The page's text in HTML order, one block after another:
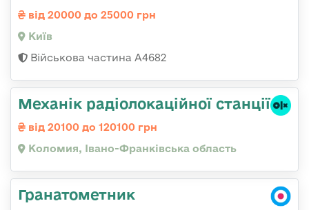
від 20000 до 25000 грн
Київ
Військова частина А4682
Механік радіолокаційної станції
від 20100 до 120100 грн
Коломия, Івано-Франківська область
Гранатометник